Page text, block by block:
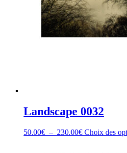
Landscape 0032
50.00€ – 230.00€Plage
Choix des